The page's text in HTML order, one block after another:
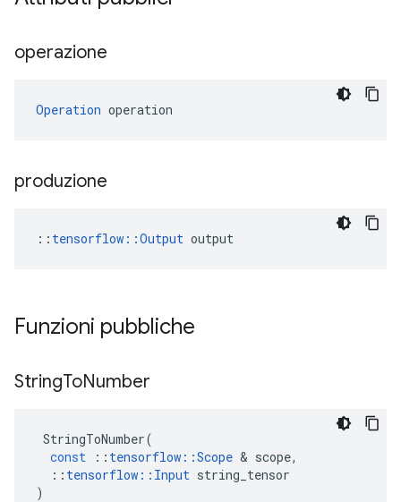
operazione
Operation operation
produzione
:: tensorflow::Output output
Funzioni pubbliche
StringToNumber
StringToNumber(
const
:: tensorflow ::Scope & scope,
:: tensorflow :: Input string_tensor
)